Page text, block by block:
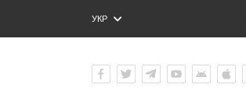
УКР
ENG